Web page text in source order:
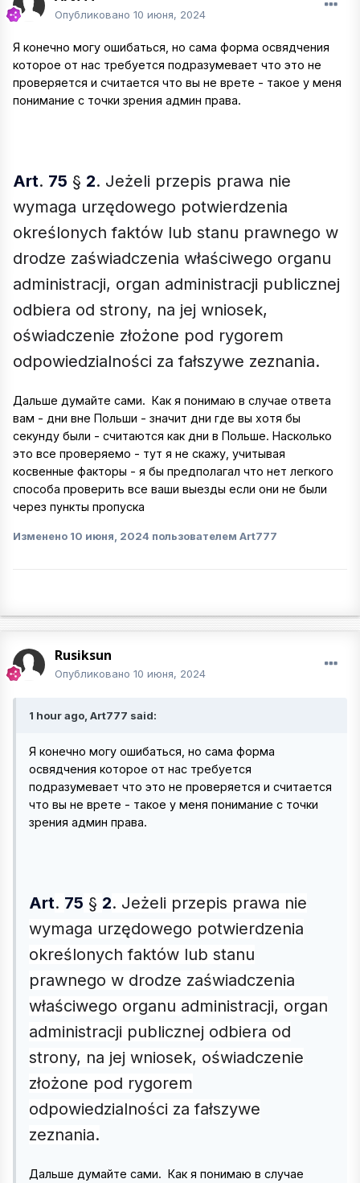
Опубликовано 10 июня, 2024
Я конечно могу ошибаться, но сама форма освядчения
которое от нас требуется подразумевает что это не
проверяется и считается что вы не врете - такое у меня
понимание с точки зрения админ права.
Art. 75 § 2. Jeżeli przepis prawa nie
wymaga urzędowego potwierdzenia
określonych faktów lub stanu prawnego w
drodze zaświadczenia właściwego organu
administracji, organ administracji publicznej
odbiera od strony, na jej wniosek,
oświadczenie złożone pod rygorem
odpowiedzialności za fałszywe zeznania.
Дальше думайте сами. Как я понимаю в случае ответа
вам - дни вне Польши - значит дни где вы хотя бы
секунду были - считаются как дни в Польше. Насколько
это все проверяемо - тут я не скажу, учитывая
косвенные факторы - я бы предполагал что нет легкого
способа проверить все ваши выезды если они не были
через пункты пропуска
Изменено 10 июня, 2024 пользователем Art777
Rusiksun
Опубликовано 10 июня, 2024
1 hour ago, Art777 said:
Я конечно могу ошибаться, но сама форма
освядчения которое от нас требуется
подразумевает что это не проверяется и считается
что вы не врете - такое у меня понимание с точки
зрения админ права.
Art. 75 § 2. Jeżeli przepis prawa nie
wymaga urzędowego potwierdzenia
określonych faktów lub stanu
prawnego w drodze zaświadczenia
właściwego organu administracji, organ
administracji publicznej odbiera od
strony, na jej wniosek, oświadczenie
złożone pod rygorem
odpowiedzialności za fałszywe
zeznania.
Дальше думайте сами. Как я понимаю в случае